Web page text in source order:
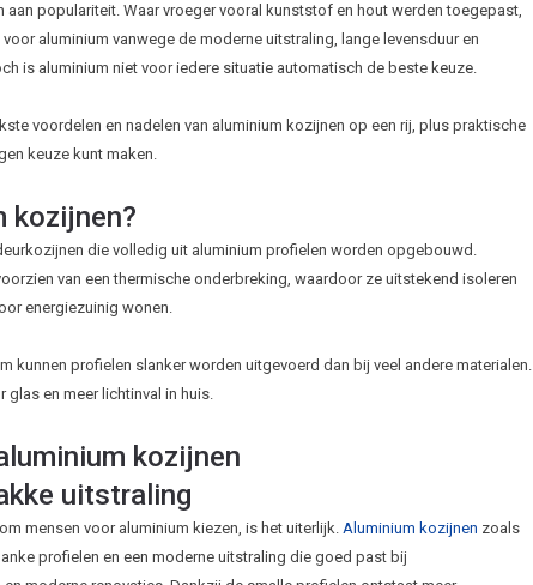
aan populariteit. Waar vroeger vooral kunststof en hout werden toegepast,
aluminium vanwege de moderne uitstraling, lange levensduur en
is aluminium niet voor iedere situatie automatisch de beste keuze.
voordelen en nadelen van aluminium kozijnen op een rij, plus praktische
keuze kunt maken.
kozijnen?
die volledig uit aluminium profielen worden opgebouwd.
van een thermische onderbreking, waardoor ze uitstekend isoleren
energiezuinig wonen.
kunnen profielen slanker worden uitgevoerd dan bij veel andere materialen.
en meer lichtinval in huis.
kozijnen
uitstraling
mensen voor aluminium kiezen, is het uiterlijk. Aluminium kozijnen zoals
profielen en een moderne uitstraling die goed past bij